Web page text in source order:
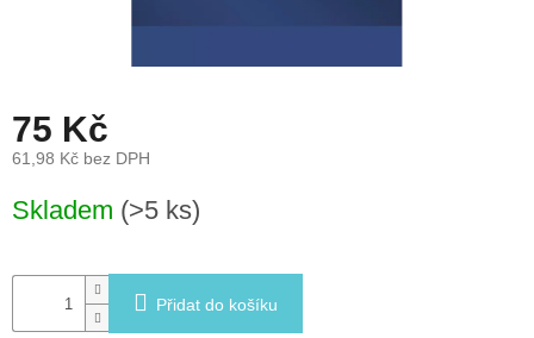
Novinky
Prodejny
75 Kč
61,98 Kč bez DPH
cena:
Skladem (>5 ks)
Přidat do košíku